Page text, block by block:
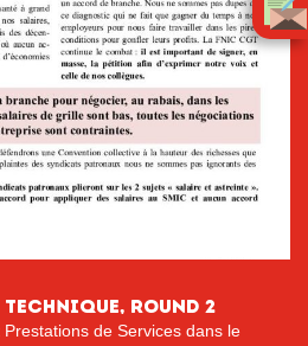
ROUND 2
Prestations de Services dans le